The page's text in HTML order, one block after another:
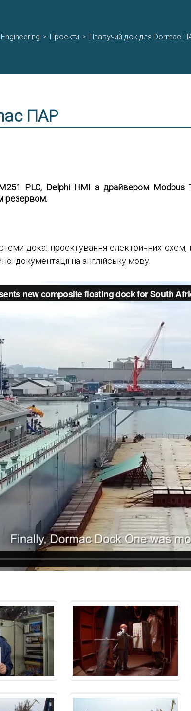
> Проекти > Плавучий док для Dormac
ПАР
PLC, Delphi HMI з драйвером
резервом.
дока: проектування електричних
документації на англійську мову.